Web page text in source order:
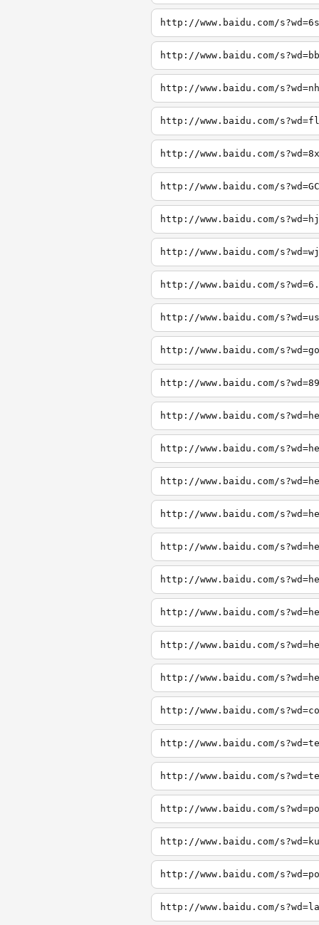
http://www.baidu.com/
http://www.baidu.com/
http://www.baidu.com/
http://www.baidu.com/
http://www.baidu.com/
http://www.baidu.com/
http://www.baidu.com/
http://www.baidu.com/
http://www.baidu.com/
http://www.baidu.com/
http://www.baidu.com/
http://www.baidu.com/
http://www.baidu.com/
http://www.baidu.com/
http://www.baidu.com/
http://www.baidu.com/
http://www.baidu.com/
http://www.baidu.com/
http://www.baidu.com/
http://www.baidu.com/
http://www.baidu.com/
http://www.baidu.com/
http://www.baidu.com/
http://www.baidu.com/
http://www.baidu.com/
http://www.baidu.com/
http://www.baidu.com/
http://www.baidu.com/